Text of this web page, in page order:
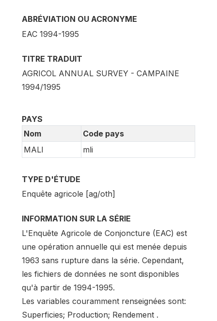
ABRÉVIATION OU ACRONYME
EAC 1994-1995
TITRE TRADUIT
AGRICOL ANNUAL SURVEY - CAMPAINE
1994/1995
PAYS
Nom
Code pays
MALI
mli
TYPE D'ÉTUDE
Enquête agricole [ag/oth]
INFORMATION SUR LA SÉRIE
L'Enquête Agricole de Conjoncture (EAC) est
une opération annuelle qui est menée depuis
1963 sans rupture dans la série. Cependant,
les fichiers de données ne sont disponibles
qu'à partir de 1994-1995.
Les variables couramment renseignées sont:
Superficies; Production; Rendement .